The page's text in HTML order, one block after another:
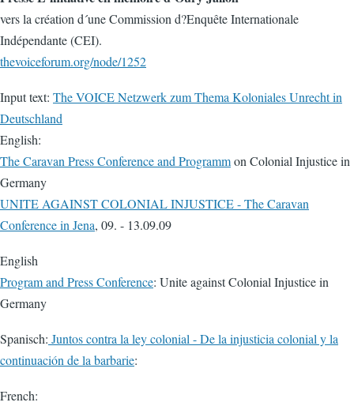
vers la création d´une Commission d?Enquête Internationale
Indépendante (CEI).
thevoiceforum.org/node/1252
Input text: The VOICE Netzwerk zum Thema Koloniales Unrecht in
Deutschland
English:
The Caravan Press Conference and Programmon Colonial Injustice in
Germany
UNITE AGAINST COLONIAL INJUSTICE - The Caravan
Conference in Jena, 09. - 13.09.09
English
Program and Press Conference: Unite against Colonial Injustice in
Germany
Spanisch: Juntos contra la ley colonial - De la injusticia colonial y la
continuación de la barbarie:
French: